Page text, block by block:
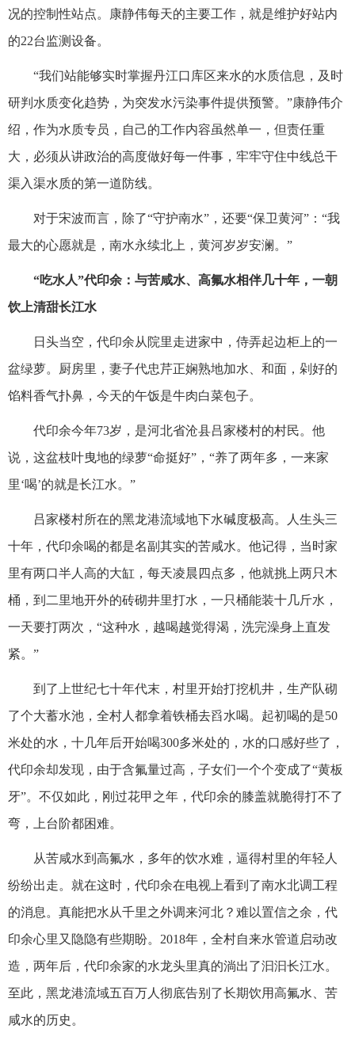
况的控制性站点。康静伟每天的主要工作，就是维护好站内
的22台监测设备。
“我们站能够实时掌握丹江口库区来水的水质信息，及时
研判水质变化趋势，为突发水污染事件提供预警。”康静伟介
绍，作为水质专员，自己的工作内容虽然单一，但责任重
大，必须从讲政治的高度做好每一件事，牢牢守住中线总干
渠入渠水质的第一道防线。
对于宋波而言，除了“守护南水”，还要“保卫黄河”：“我
最大的心愿就是，南水永续北上，黄河岁岁安澜。”
“吃水人”代印余：与苦咸水、高氟水相伴几十年，一朝
饮上清甜长江水
日头当空，代印余从院里走进家中，侍弄起边柜上的一
盆绿萝。厨房里，妻子代忠芹正娴熟地加水、和面，剁好的
馅料香气扑鼻，今天的午饭是牛肉白菜包子。
代印余今年73岁，是河北省沧县吕家楼村的村民。他
说，这盆枝叶曳地的绿萝“命挺好”，“养了两年多，一来家
里‘喝’的就是长江水。”
吕家楼村所在的黑龙港流域地下水碱度极高。人生头三
十年，代印余喝的都是名副其实的苦咸水。他记得，当时家
里有两口半人高的大缸，每天凌晨四点多，他就挑上两只木
桶，到二里地开外的砖砌井里打水，一只桶能装十几斤水，
一天要打两次，“这种水，越喝越觉得渴，洗完澡身上直发
紧。”
到了上世纪七十年代末，村里开始打挖机井，生产队砌
了个大蓄水池，全村人都拿着铁桶去舀水喝。起初喝的是50
米处的水，十几年后开始喝300多米处的，水的口感好些了，
代印余却发现，由于含氟量过高，子女们一个个变成了“黄板
牙”。不仅如此，刚过花甲之年，代印余的膝盖就脆得打不了
弯，上台阶都困难。
从苦咸水到高氟水，多年的饮水难，逼得村里的年轻人
纷纷出走。就在这时，代印余在电视上看到了南水北调工程
的消息。真能把水从千里之外调来河北？难以置信之余，代
印余心里又隐隐有些期盼。2018年，全村自来水管道启动改
造，两年后，代印余家的水龙头里真的淌出了汩汩长江水。
至此，黑龙港流域五百万人彻底告别了长期饮用高氟水、苦
咸水的历史。